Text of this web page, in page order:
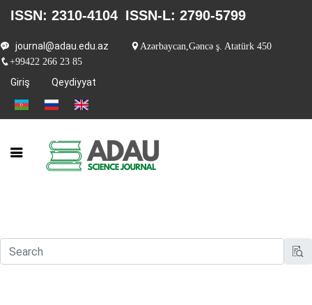
ISSN: 2310-4104 ISSN-L: 2790-5799
journal@adau.edu.az
Azərbaycan,Gəncə ş. Atatürk 450
+99422 266 23 85
Giriş Qeydiyyat